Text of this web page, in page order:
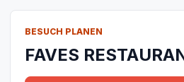
BESUCH PLANEN
FAVES